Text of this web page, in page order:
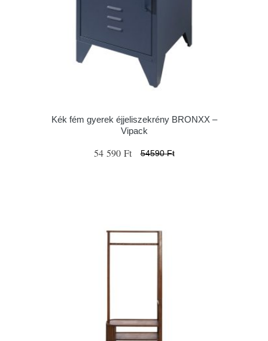
Kék fém gyerek éjjeliszekrény BRONXX –
Vipack
54 590 Ft 54590 Ft